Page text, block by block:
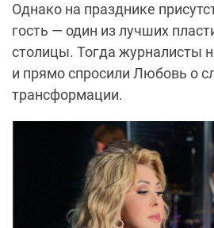
Однако на празднике
гость — один из лучших
столицы. Тогда журналисты
и прямо спросили Любовь о
трансформации.